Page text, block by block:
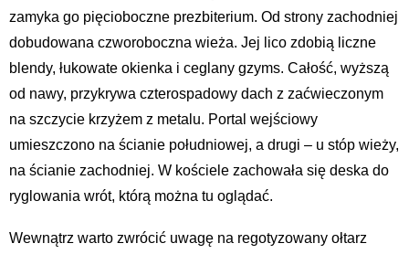
zamyka go pięcioboczne prezbiterium. Od strony zachodniej
dobudowana czworoboczna wieża. Jej lico zdobią liczne
blendy, łukowate okienka i ceglany gzyms. Całość, wyższą
od nawy, przykrywa czterospadowy dach z zaćwieczonym
na szczycie krzyżem z metalu. Portal wejściowy
umieszczono na ścianie południowej, a drugi – u stóp wieży,
na ścianie zachodniej. W kościele zachowała się deska do
ryglowania wrót, którą można tu oglądać.
Wewnątrz warto zwrócić uwagę na regotyzowany ołtarz